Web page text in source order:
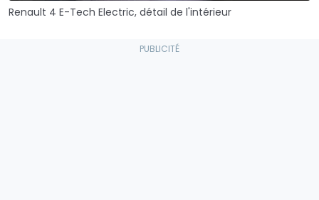
Renault 4 E-Tech Electric, détail de l'intérieur